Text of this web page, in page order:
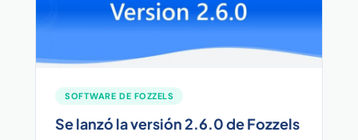
SOFTWARE DE FOZZELS
Se lanzó la versión 2.6.0 de Fozzels